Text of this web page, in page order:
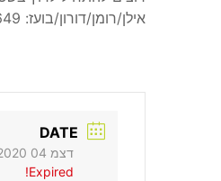
אילן/רומן/דורון/בועז: 052-6480649
DATE
דצמ 04 2020
Expired!